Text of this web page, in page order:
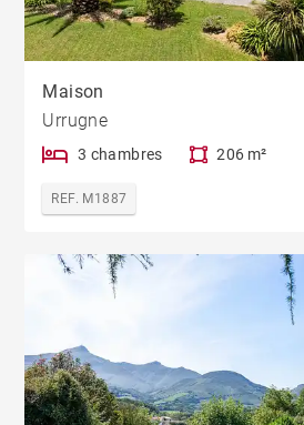
Maison
Urrugne
3 chambres 206 m²
REF. M1887